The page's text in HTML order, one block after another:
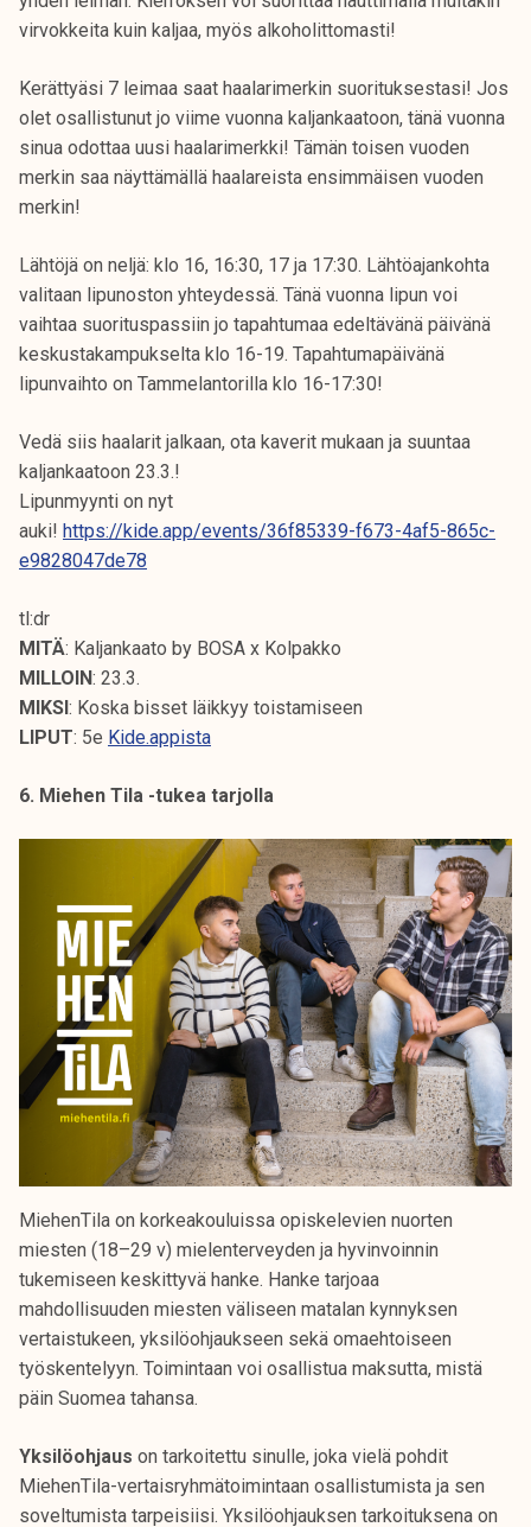
virvokkeita kuin kaljaa, myös alkoholittomasti!
Kerättyäsi 7 leimaa saat haalarimerkin suorituksestasi! Jos
olet osallistunut jo viime vuonna kaljankaatoon, tänä vuonna
sinua odottaa uusi haalarimerkki! Tämän toisen vuoden
merkin saa näyttämällä haalareista ensimmäisen vuoden
merkin!
Lähtöjä on neljä: klo 16, 16:30, 17 ja 17:30. Lähtöajankohta
valitaan lipunoston yhteydessä. Tänä vuonna lipun voi
vaihtaa suorituspassiin jo tapahtumaa edeltävänä päivänä
keskustakampukselta klo 16-19. Tapahtumapäivänä
lipunvaihto on Tammelantorilla klo 16-17:30!
Vedä siis haalarit jalkaan, ota kaverit mukaan ja suuntaa
kaljankaatoon 23.3.!
Lipunmyynti on nyt
auki! https://kide.app/events/36f85339-f673-4af5-865c-
e9828047de78
tl:dr
MITÄ: Kaljankaato by BOSA x Kolpakko
MILLOIN: 23.3.
MIKSI : Koska bisset läikkyy toistamiseen
LIPUT: 5e Kide.appista
6. Miehen Tila -tukea tarjolla
MiehenTila on korkeakouluissa opiskelevien nuorten
miesten (18–29 v) mielenterveyden ja hyvinvoinnin
tukemiseen keskittyvä hanke. Hanke tarjoaa
mahdollisuuden miesten väliseen matalan kynnyksen
vertaistukeen, yksilöohjaukseen sekä omaehtoiseen
työskentelyyn. Toimintaan voi osallistua maksutta, mistä
päin Suomea tahansa.
Yksilöohjaus on tarkoitettu sinulle, joka vielä pohdit
MiehenTila-vertaisryhmätoimintaan osallistumista ja sen
soveltumista tarpeisiisi. Yksilöohjauksen tarkoituksena on